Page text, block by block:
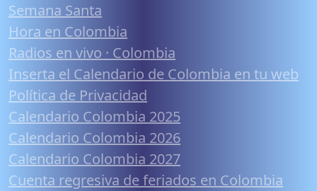
Semana Santa
Hora en Colombia
Radios en vivo · Colombia
Inserta el Calendario de Colombia en tu web
Política de Privacidad
Calendario Colombia 2025
Calendario Colombia 2026
Calendario Colombia 2027
Cuenta regresiva de feriados en Colombia